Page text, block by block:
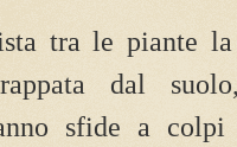
tra le piante
dal
sfide a